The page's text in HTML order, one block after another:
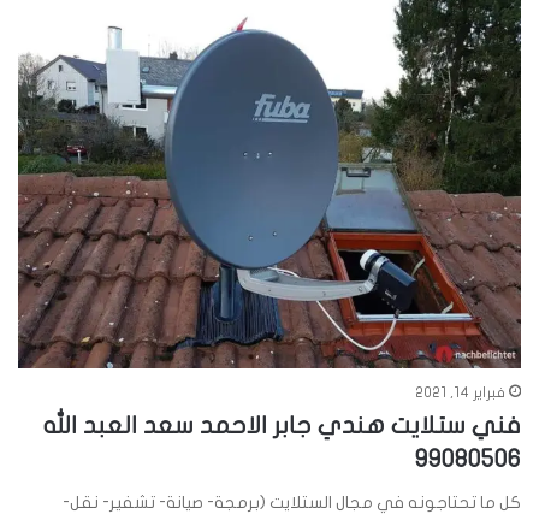
فبراير 14, 2021
فني ستلايت هندي جابر الاحمد سعد العبد الله
99080506
كل ما تحتاجونه في مجال الستلايت (برمجة- صيانة- تشفير- نقل-